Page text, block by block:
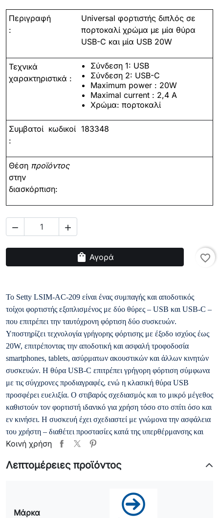
Περιγραφή
:
Universal φορτιστής διπλός σε
πορτοκαλί χρώμα με μία θύρα
USB-C και μία USB 20W
Τεχνικά
χαρακτηριστικά :
Σύνδεση 1: USB
Σύνδεση 2: USB-C
Maximum power : 20W
Maximal current : 2,4 A
Xρώμα:πορτοκαλί
Συμβατοί κωδικοί
:
183348
Θέση προϊόντος
στην
διασκόρπιση:
 
shopping_bag Αγορά favorite_border
Το Setty LSIM-AC-209 είναι ένας συμπαγής και αποδοτικός
τοίχοι φορτιστής εξοπλισμένος με δύο θύρες – USB και USB-C –
που επιτρέπει την ταυτόχρονη φόρτιση δύο συσκευών.
Υποστηρίζει τεχνολογία γρήγορης φόρτισης με έξοδο ισχύος έως
20W, επιτρέποντας την αποδοτική και ασφαλή τροφοδοσία
smartphones, tablets, ασύρματων ακουστικών και άλλων κινητών
συσκευών. Η θύρα USB-C επιτρέπει γρήγορη φόρτιση σύμφωνα
με τις σύγχρονες προδιαγραφές, ενώ η κλασική θύρα USB
προσφέρει ευελιξία. Ο στιβαρός σχεδιασμός και το μικρό μέγεθος
καθιστούν τον φορτιστή ιδανικό για χρήση τόσο στο σπίτι όσο και
εν κινήσει. Η συσκευή έχει σχεδιαστεί με γνώμονα την ασφάλεια
του χρήστη – διαθέτει προστασίες κατά της υπερθέρμανσης και
της υπερβολικής τάσης. Είναι διαθέσιμη σε τέσσερα μοντέρνα
επιλέξετε την έκδοση που ταιριάζει καλύτερα στο στυλ σας. Αυτή
Κοινή χρήση
Λεπτομέρειες προϊόντος
Μάρκα